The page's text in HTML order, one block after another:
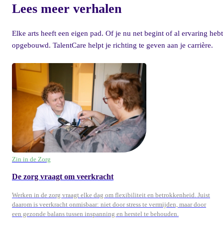
Lees meer verhalen
Elke arts heeft een eigen pad. Of je nu net begint of al ervaring hebt
opgebouwd. TalentCare helpt je richting te geven aan je carrière.
Zin in de Zorg
De zorg vraagt om veerkracht
Werken in de zorg vraagt elke dag om flexibiliteit en betrokkenheid. Juist
daarom is veerkracht onmisbaar: niet door stress te vermijden, maar door
een gezonde balans tussen inspanning en herstel te behouden.